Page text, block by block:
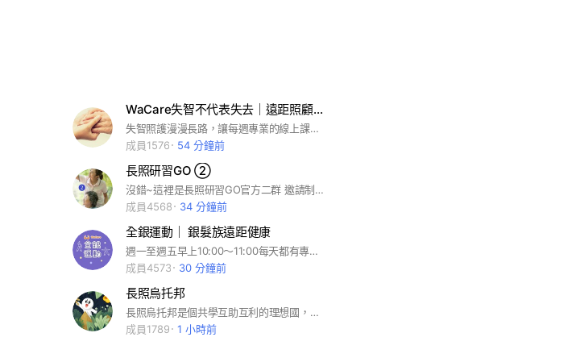
WaCare失智不代表失去｜遠距照顧課程 ➋群
失智照護漫漫長路，讓每週專業的線上課程陪你度過！ 除此之外也歡迎交流你的照護問題和經驗，得到幫助也幫助他人獲得更多溫暖～🥰 #失智 #失智症 #照亮失智路 #dementia #阿茲海默症 #WaCare #線上 #直播 #專家
成員1576
54 分鐘前
長照研習GO ②
沒錯~這裡是長照研習GO官方二群 邀請制，入群密碼，請洽已在群內的朋友。 台灣長照人員繼續教育學會 〡官網👉http://bit.ly/3t2GrsI 〡一群👉https://bit.ly/399InXO 這裡是所有長照夥伴的園地 歡迎大家隨時提供最新長照研習資訊 若有任何攸關長照資格認證及執業登錄的疑問 也歡迎在這裡提出噢！
成員4568
34 分鐘前
全銀運動｜ 銀髮族遠距健康
週一至週五早上10:00～11:00每天都有專業LIVE線上課程，大家一起健康促進。 ✨記事本有所有課程資訊✨ 歡迎一起加入👏 #防疫 #遠距 #健康 #銀髮 #長照 #運動 #衛教 #居隔好夥伴 #樂活 #退休 #熟齡 #諮詢 #健康促進 #預防 #延緩 #增健康 #課程 #免費
成員4573
30 分鐘前
長照烏托邦
長照烏托邦是個共學互助互利的理想國，為全國指標性第一個長照交流社群，主旨是資深帶領新手，教育訓練資訊分享，服務問題交流解答，長照職涯長久規劃分析
成員1789
1 小時前